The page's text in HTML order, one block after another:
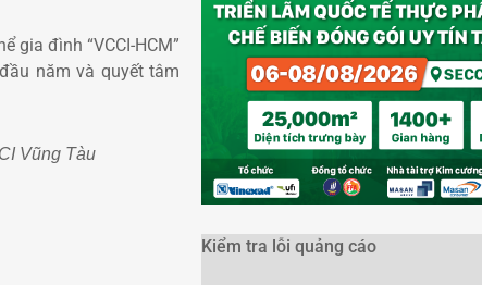
gia đình “VCCI-HCM”
năm và quyết tâm
Vũng Tàu
Kiểm tra lỗi quảng cáo